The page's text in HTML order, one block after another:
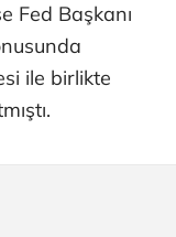
Fed Başkanı
ile birlikte